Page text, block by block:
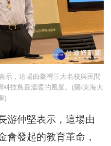
示，這場由臺灣三大名校與民間
技島最溫暖的風景。(圖/東海大
)
游仲堅表示，這場由
會發起的教育革命，